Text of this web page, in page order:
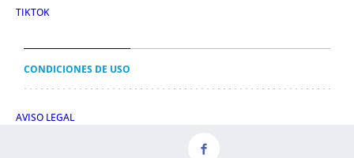
TIKTOK
CONDICIONES DE USO
AVISO LEGAL